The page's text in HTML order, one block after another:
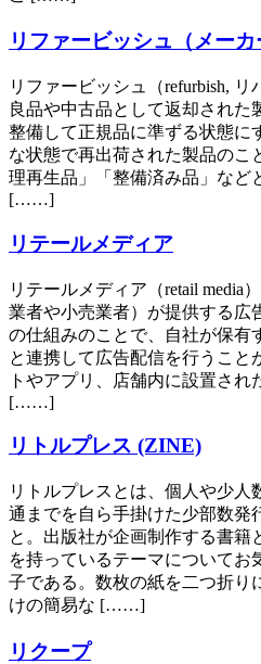
リファービッシュ（メーカ
リファービッシュ（refurbish,
良品や中古品として返却された
整備して正規品に準ずる状態に
な状態で再出荷された製品のこ
理再生品」「整備済み品」など
[……]
リテールメディア
リテールメディア（retail media
業者や小売業者）が提供する広
の仕組みのことで、自社が保有
と連携して広告配信を行うこと
トやアプリ、店舗内に設置され
[……]
リトルプレス (ZINE)
リトルプレスとは、個人や少
通までを自ら手掛けた少部数発
と。出版社が企画制作する書籍
を持っているテーマについてお
子である。数枚の紙を二つ折り
けの簡易な [……]
リクープ